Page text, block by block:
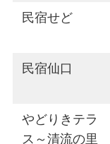
民宿せど
民宿仙口
やどりきテラ
ス～清流の里